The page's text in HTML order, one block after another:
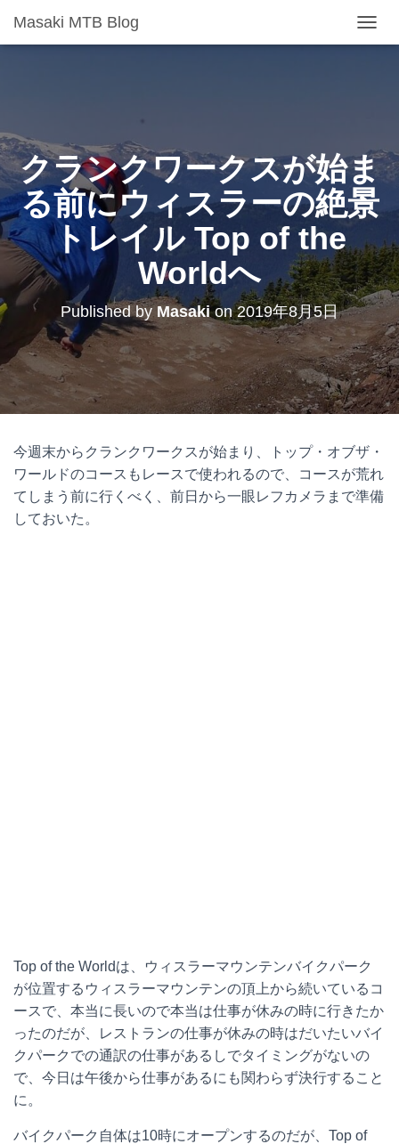
Masaki MTB Blog
A
V
I
G
I
O
N
クランクワークスが始ま
る前にウィスラーの絶景
トレイル Top of the
Worldへ
Published by Masakion2019年8月5日
今週末からクランクワークスが始まり、トップ・オブザ・
ワールドのコースもレースで使われるので、コースが荒れ
てしまう前に行くべく、前日から一眼レフカメラまで準備
しておいた。
Top of the Worldは、ウィスラーマウンテンバイクパーク
が位置するウィスラーマウンテンの頂上から続いているコ
ースで、本当に長いので本当は仕事が休みの時に行きたか
ったのだが、レストランの仕事が休みの時はだいたいバイ
クパークでの通訳の仕事があるしでタイミングがないの
で、今日は午後から仕事があるにも関わらず決行すること
に。
バイクパーク自体は10時にオープンするのだが、Top of